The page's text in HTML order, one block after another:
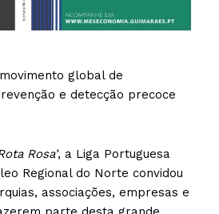
global de
e detecção precoce
Rosa’, a Liga Portuguesa
Regional do Norte convidou
associações, empresas e